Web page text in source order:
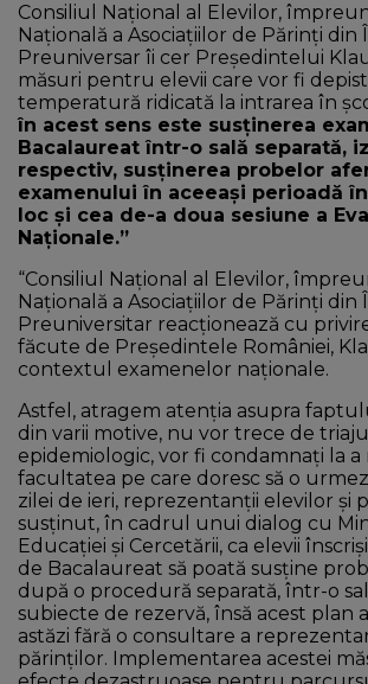
Consiliul Național al Elevilor,
Națională a Asociațiilor de Părinți din
Preuniversar îi cer Președintelui
măsuri pentru elevii care vor fi
temperatură ridicată la intrarea în
în acest sens este susținerea
Bacalaureat într-o sală separată,
respectiv, susținerea probelor
examenului în aceeași perioadă
loc și cea de-a doua sesiune a
Naționale.”
“Consiliul Național al Elevilor,
Națională a Asociațiilor de Părinți din
Preuniversitar reacționează cu
făcute de Președintele României,
contextul examenelor naționale.
Astfel, atragem atenția asupra
din varii motive, nu vor trece de triajul
epidemiologic, vor fi condamnați la
facultatea pe care doresc să o
zilei de ieri, reprezentanții elevilor și
susținut, în cadrul unui dialog cu
Educației și Cercetării, ca elevii
de Bacalaureat să poată susține
după o procedură separată, într-o
subiecte de rezervă, însă acest plan
astăzi fără o consultare a
părinților. Implementarea acestei